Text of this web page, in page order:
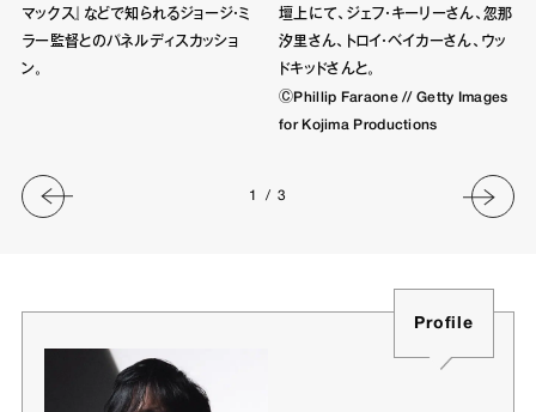
マックス』などで知られるジョージ・ミ
ラー監督とのパネルディスカッショ
ン。
壇上にて、ジェフ・キーリーさん、忽那
汐里さん、トロイ・ベイカーさん、ウッ
ドキッドさんと。
ⒸPhillip Faraone // Getty Images
for Kojima Productions
1 / 3
Profile